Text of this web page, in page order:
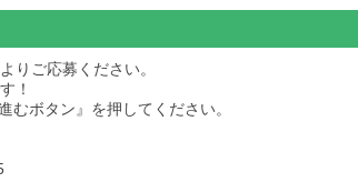
りご応募ください。
！
ボタン』を押してください。